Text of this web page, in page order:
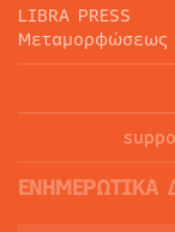
LIBRA PRESS
Μεταμορφώσεως
ΕΝΗΜΕΡΩΤΙΚΑ